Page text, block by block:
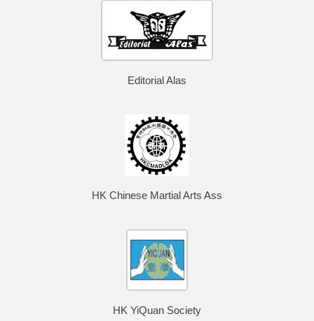
Editorial Alas
HK Chinese Martial Arts Ass
HK YiQuan Society